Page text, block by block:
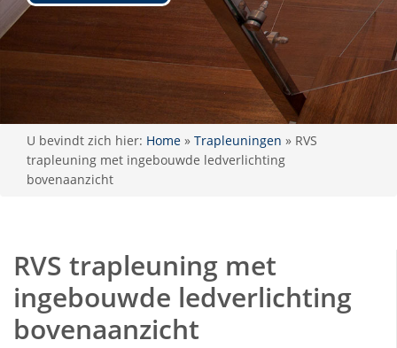
U bevindt zich hier: Home » Trapleuningen » RVS
trapleuning met ingebouwde ledverlichting
bovenaanzicht
RVS trapleuning met
ingebouwde ledverlichting
bovenaanzicht